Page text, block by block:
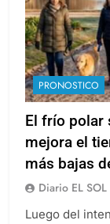
PRONOSTICO
El frío polar
mejora el
más bajas
Diario EL SOL
Luego del